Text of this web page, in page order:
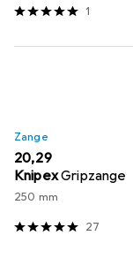
1
Zange
EUR
20,29
KnipexGripzange
250 mm
27